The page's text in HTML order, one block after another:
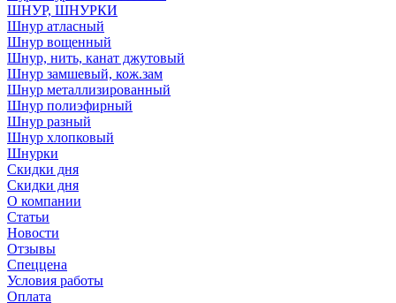
ШНУР, ШНУРКИ
Шнур атласный
Шнур вощенный
Шнур, нить, канат джутовый
Шнур замшевый, кож.зам
Шнур металлизированный
Шнур полиэфирный
Шнур разный
Шнур хлопковый
Шнурки
Скидки дня
Скидки дня
О компании
Статьи
Новости
Отзывы
Спеццена
Условия работы
Оплата